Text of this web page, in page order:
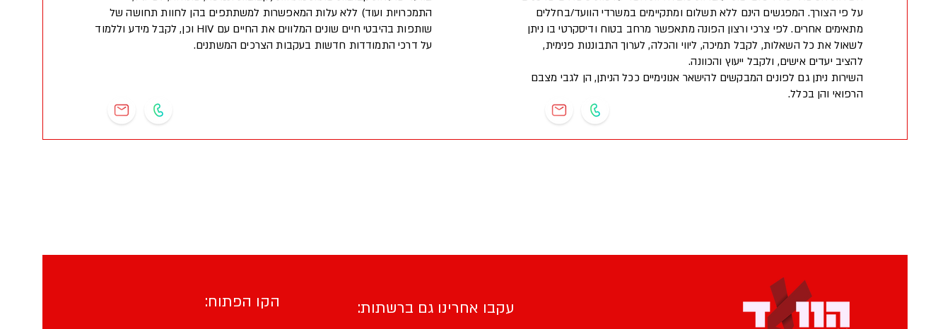
התמכרויות ועוד) ללא עלות המאפשרות למשתתפים בהן לחוות תחושה של
שותפות בהיבטי חיים שונים המלווים את החיים עם HIV וכן, לקבל מידע וללמוד
על דרכי התמודדות חדשות בעקבות הצרכים המשתנים.
על פי הצורך. המפגשים הינם ללא תשלום ומתקיימים במשרדי הוועד/בחללים
מתאימים אחרים. לפי צרכי ורצון הפונה מתאפשר מרחב בטוח ודיסקרטי בו ניתן
לשאול את כל השאלות, לקבל תמיכה, ליווי והכלה, לערוך התבוננות פנימית,
להציב יעדים אישים, ולקבל ייעוץ והכוונה.
השירות ניתן גם לפונים המבקשים להישאר אנונימיים ככל הניתן, הן לגבי מצבם
הרפואי והן בכלל.
הקו הפתוח: עקבו אחרינו גם ברשתות: